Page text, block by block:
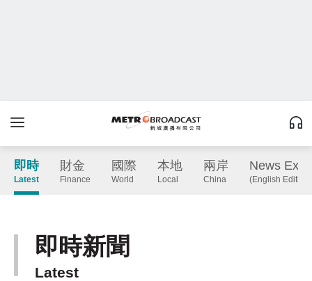
即時
Latest
財金
Finance
國際
World
本地
Local
兩岸
China
News
(English Edition)
即時新聞
Latest